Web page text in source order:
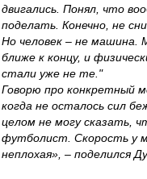
двигались. Понял, что
поделать. Конечно, не
Но человек – не машина.
ближе к концу, и
стали уже не те."
Говорю про конкретный
когда не осталось сил
целом не могу сказать,
футболист. Скорость у
неплохая», – поделился